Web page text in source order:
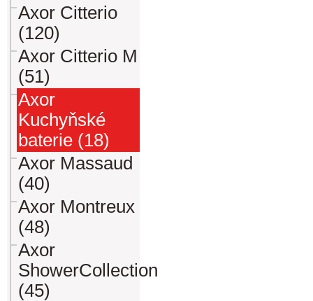
Axor Citterio
(120)
Axor Citterio M
(51)
Axor
Kuchyňské
baterie (18)
Axor Massaud
(40)
Axor Montreux
(48)
Axor
ShowerCollection
(45)